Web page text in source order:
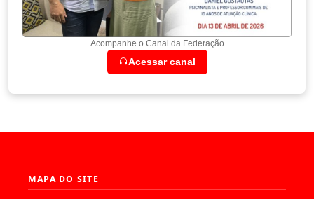
Acompanhe o Canal da Federação
Acessar canal
MAPA DO SITE